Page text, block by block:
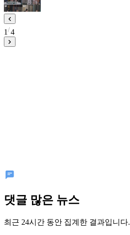
1 4
댓글 많은 뉴스
최근 24시간 동안 집계한 결과입니다.